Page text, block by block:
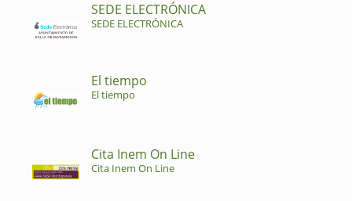
SEDE ELECTRÓNICA
SEDE ELECTRÓNICA
El tiempo
El tiempo
Cita Inem On Line
Cita Inem On Line